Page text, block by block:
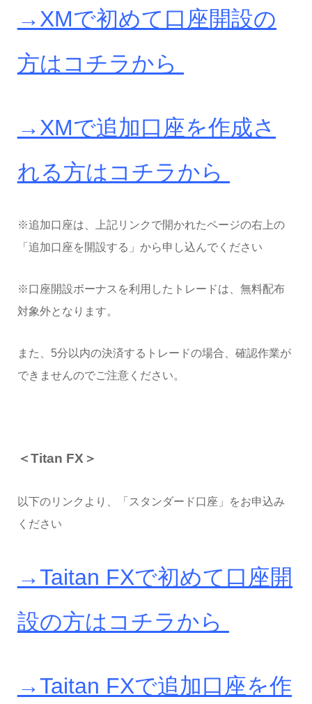
→XMで初めて口座開設の
方はコチラから
→XMで追加口座を作成さ
れる方はコチラから
※追加口座は、上記リンクで開かれたページの右上の
「追加口座を開設する」から申し込んでください
※口座開設ボーナスを利用したトレードは、無料配布
対象外となります。
また、5分以内の決済するトレードの場合、確認作業が
できませんのでご注意ください。
＜Titan FX＞
以下のリンクより、「スタンダード口座」をお申込み
ください
→Taitan FXで初めて口座開
設の方はコチラから
→Taitan FXで追加口座を作